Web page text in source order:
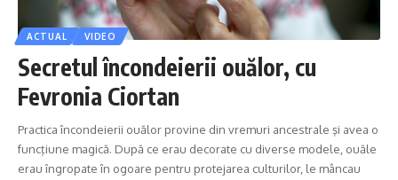
ACTUAL VIDEO
Secretul încondeierii ouălor, cu
Fevronia Ciortan
Practica încondeierii ouălor provine din vremuri ancestrale şi avea o
funcţiune magică. După ce erau decorate cu diverse modele, ouăle
erau îngropate în ogoare pentru protejarea culturilor, le mâncau